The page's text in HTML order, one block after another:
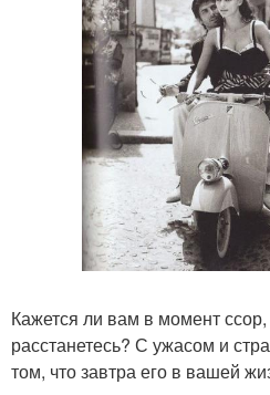
Кажется ли вам в момент
расстанетесь? С ужасом и
том, что завтра его в вашей